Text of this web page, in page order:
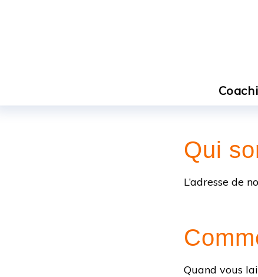
Qui
L’adresse de
Quand vous